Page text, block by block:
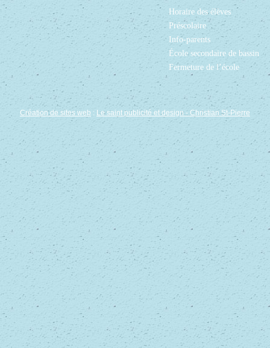
Horaire des élèves
Préscolaire
Info-parents
École secondaire de bassin
Fermeture de l’école
Création de sites web : Le saint publicité et design - Christian St-Pierre